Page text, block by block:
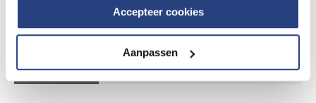
Accepteer cookies
Aanpassen
Pierre Cardin 5-pocket
Vanguard Casual